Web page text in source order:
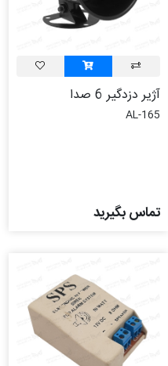
آژیر دزدگیر 6 صدا
AL-165
تماس بگیرید